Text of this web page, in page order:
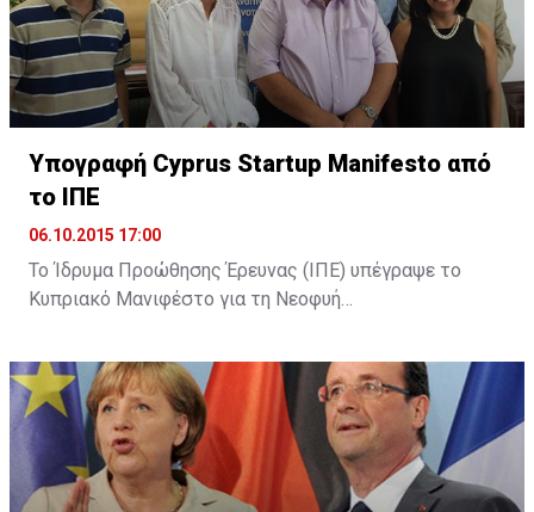
Υπογραφή Cyprus Startup Manifesto από
το ΙΠΕ
06.10.2015 17:00
Το Ίδρυμα Προώθησης Έρευνας (ΙΠΕ) υπέγραψε το
Κυπριακό Μανιφέστο για τη Νεοφυή
αναφέρει σχετική ανακοίνωση, με την υπογραφή του
Μανιφέστου το ΙΠΕ επιβεβαίωσε τη στήριξή του για
τη θέσπιση ενός πλαισίου για την υποστήριξη της
ίδρυσης και λειτουργίας νέων καινοτόμων
επιχειρήσεων στην Κύπρο, καθώς και τη βελτίωση του
επιχειρηματικού οικοσυστήματος.